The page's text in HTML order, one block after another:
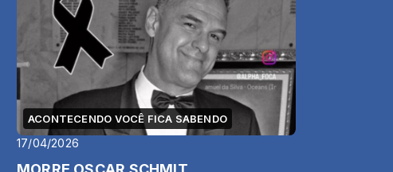
ACONTECENDO VOCÊ FICA SABENDO
17/04/2026